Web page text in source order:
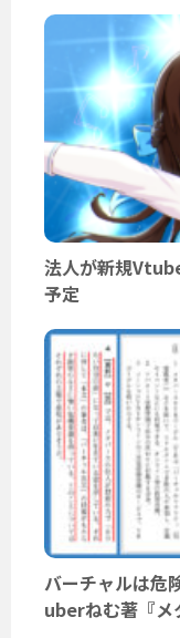
法人が新規
予定
バーチャルは危
uberねむ著『メ